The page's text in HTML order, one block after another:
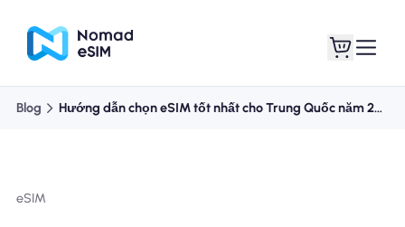
Blog Hướng dẫn chọn eSIM tốt nhất cho Trung Quốc năm 2026
eSIM